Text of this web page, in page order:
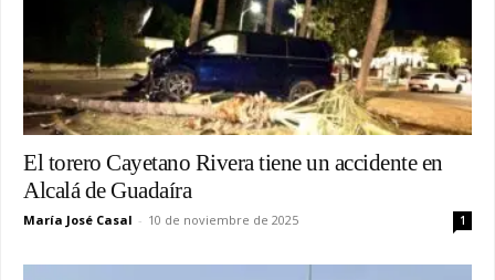
El torero Cayetano Rivera tiene un accidente en
Alcalá de Guadaíra
María José Casal - 10 de noviembre de 2025 1